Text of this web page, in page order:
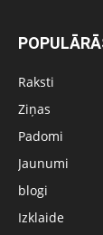
Raksti
Ziņas
Padomi
Jaunumi
blogi
Izklaide